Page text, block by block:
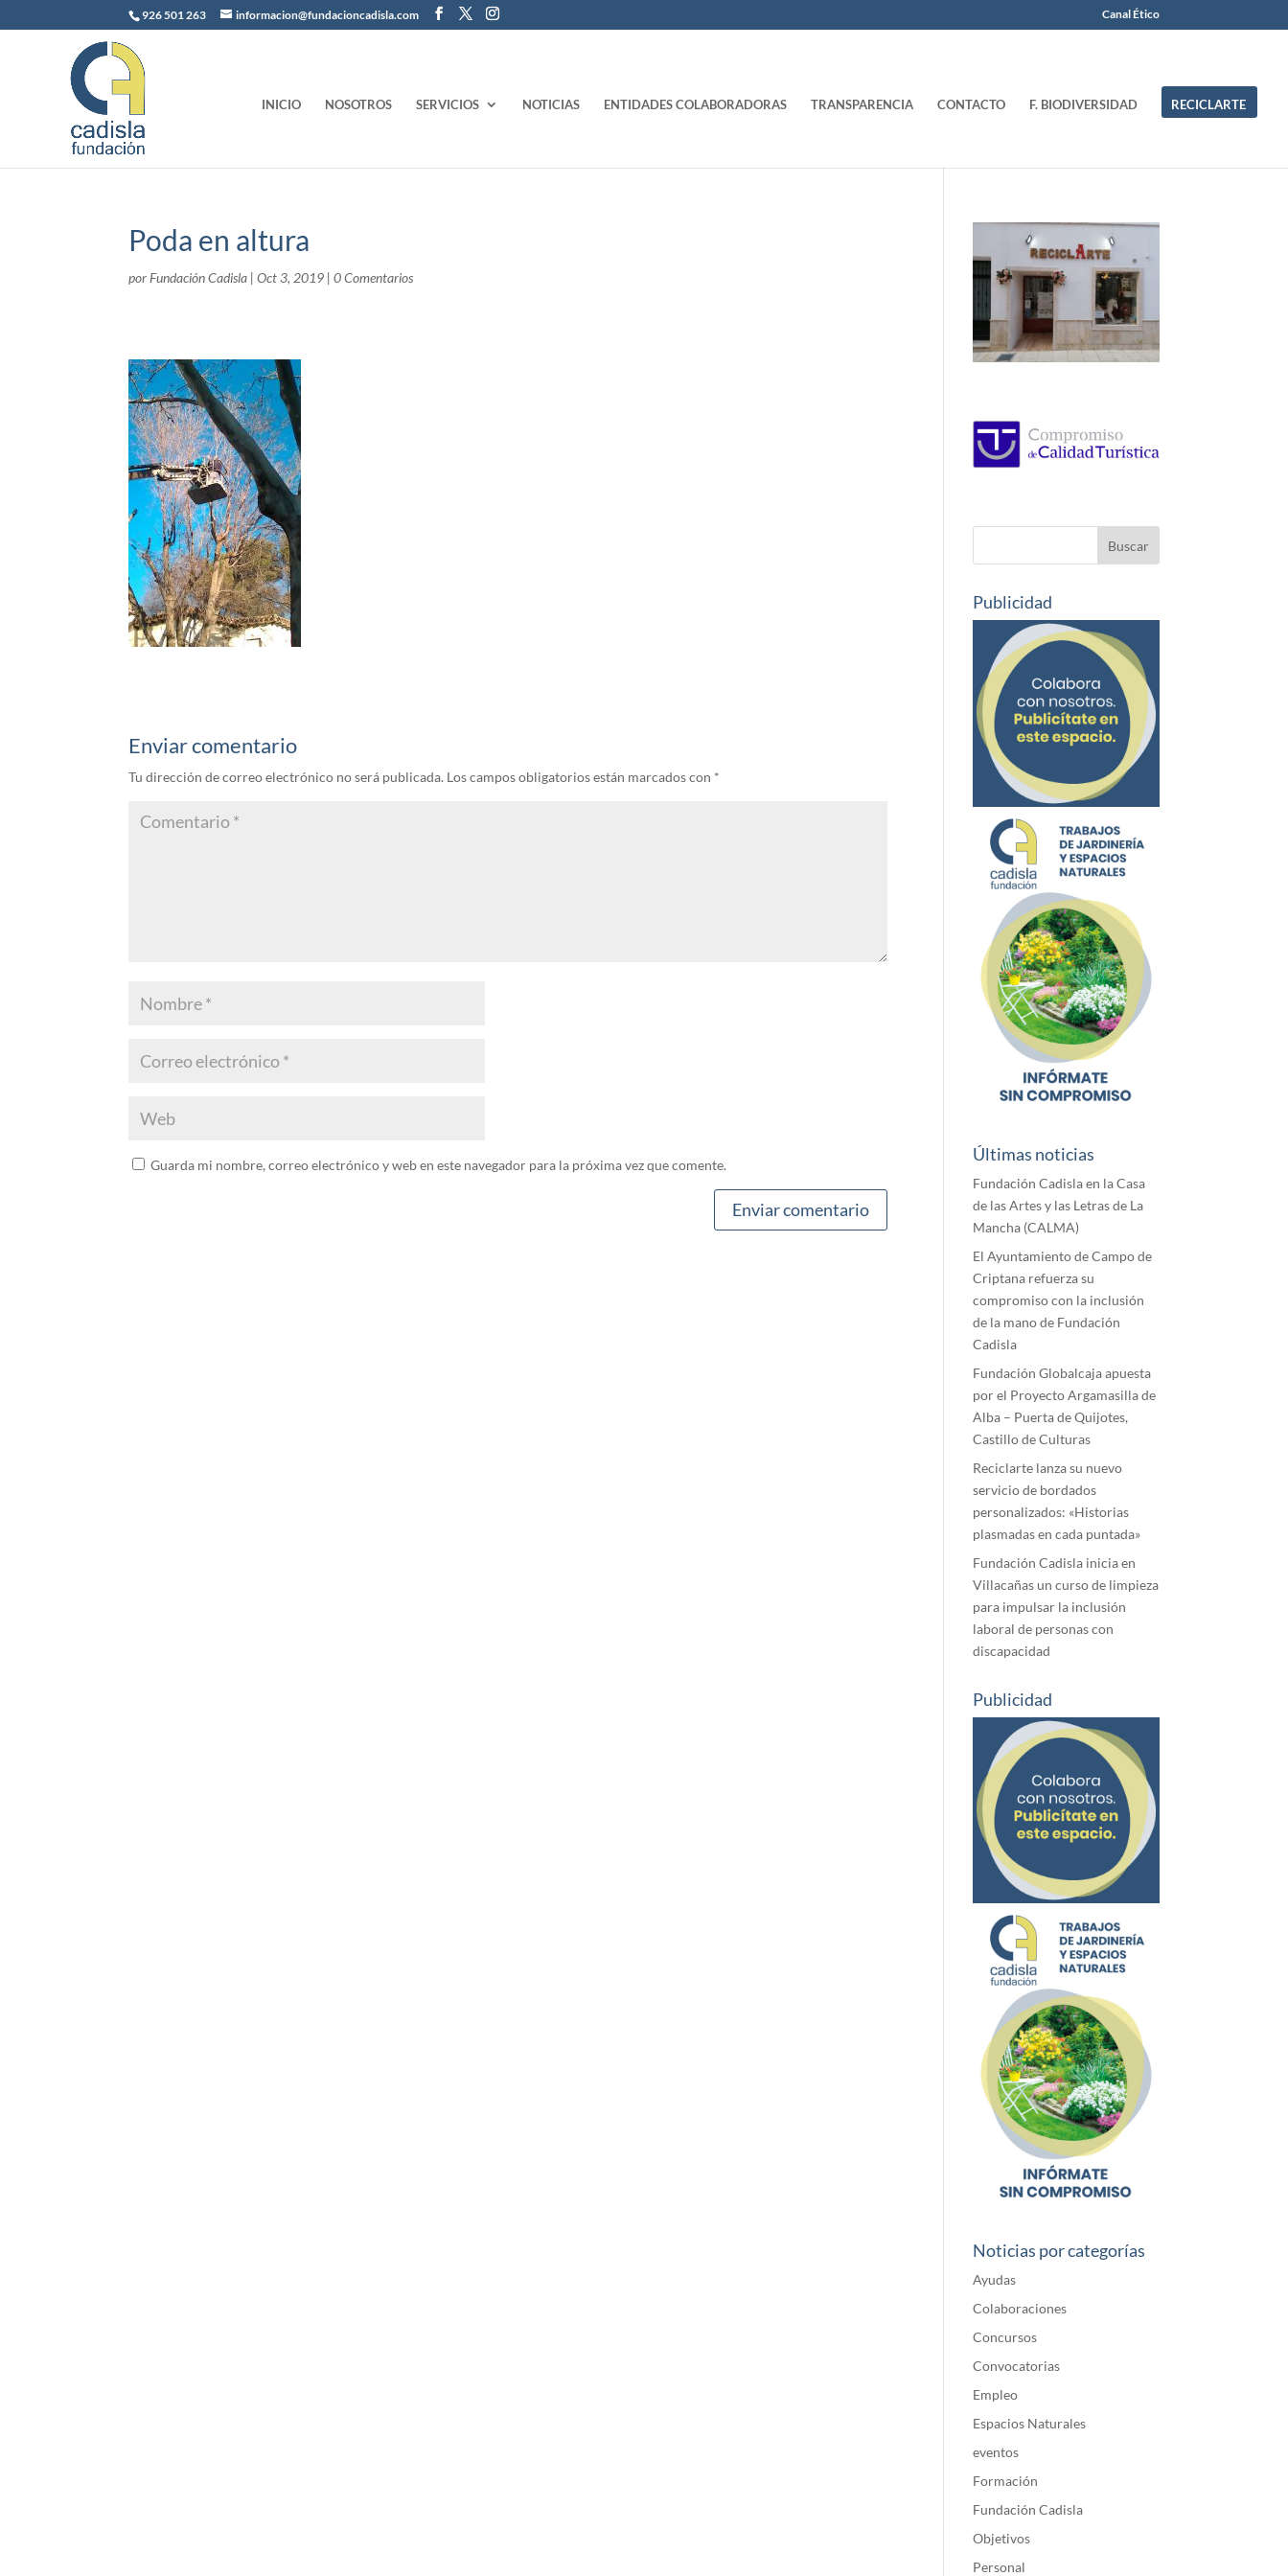
926 501 263 informacion@fundacioncadisla.com Canal Ético
INICIO NOSOTROS SERVICIOS NOTICIAS ENTIDADES COLABORADORAS TRANSPARENCIA CONTACTO F. BIODIVERSIDAD RECICLARTE
Poda en altura
por Fundación Cadisla |Oct 3, 2019 |0 Comentarios
Enviar comentario
Tu dirección de correo electrónico no será publicada. Los campos obligatorios están marcados con *
Guarda mi nombre, correo electrónico y web en este navegador para la próxima vez que comente.
Publicidad
Últimas noticias
Fundación Cadisla en la Casa
de las Artes y las Letras de La
Mancha (CALMA)
El Ayuntamiento de Campo de
Criptana refuerza su
compromiso con la inclusión
de la mano de Fundación
Cadisla
Fundación Globalcaja apuesta
por el Proyecto Argamasilla de
Alba – Puerta de Quijotes,
Castillo de Culturas
Reciclarte lanza su nuevo
servicio de bordados
personalizados: «Historias
plasmadas en cada puntada»
Fundación Cadisla inicia en
Villacañas un curso de limpieza
para impulsar la inclusión
laboral de personas con
discapacidad
Publicidad
Noticias por categorías
Ayudas
Colaboraciones
Concursos
Convocatorias
Empleo
Espacios Naturales
eventos
Formación
Fundación Cadisla
Objetivos
Personal